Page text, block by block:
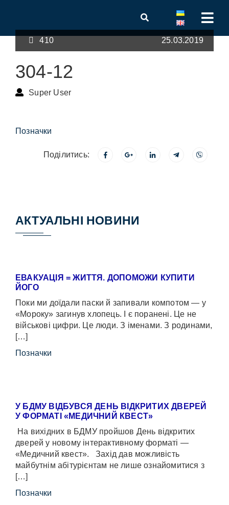
410 25.03.2019
304-12
Super User
Позначки
Поділитись:
АКТУАЛЬНІ НОВИНИ
ЕВАКУАЦІЯ = ЖИТТЯ. ДОПОМОЖИ КУПИТИ
ЙОГО
Поки ми доїдали паски й запивали компотом — у
«Мороку» загинув хлопець. І є поранені. Це не
військові цифри. Це люди. З іменами. З родинами,
[…]
Позначки
У БДМУ ВІДБУВСЯ ДЕНЬ ВІДКРИТИХ ДВЕРЕЙ
У ФОРМАТІ «МЕДИЧНИЙ КВЕСТ»
На вихідних в БДМУ пройшов День відкритих
дверей у новому інтерактивному форматі —
«Медичний квест». Захід дав можливість
майбутнім абітурієнтам не лише ознайомитися з
[…]
Позначки